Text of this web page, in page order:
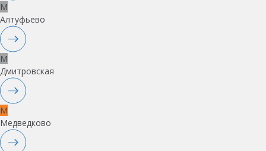
M
Алтуфьево
M
Дмитровская
M
Медведково